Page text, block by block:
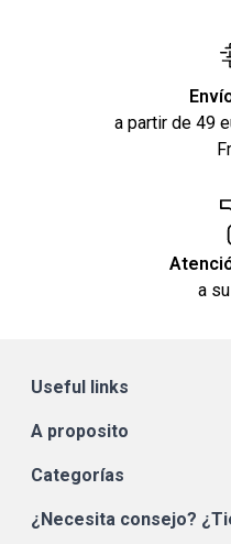
a partir de 49
a
Useful links
A proposito
Categorías
¿Necesita consejo?